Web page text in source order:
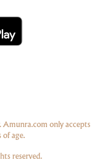
Amunra.com only accepts
of age.
reserved.